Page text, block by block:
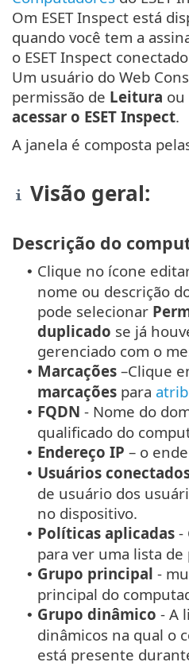
Om ESET Inspect está
quando você tem a
o ESET Inspect conectado
Um usuário do Web
permissão de Leitura ou
acessar o ESET Inspect.
A janela é composta
Visão geral:
Descrição do
• Clique no ícone
nome ou descrição
pode selecionar
duplicado se já
gerenciado com o
• Marcações –Clique
marcações para
• FQDN - Nome do
qualificado do
• Endereço IP – o
• Usuários
de usuário dos
no dispositivo.
• Políticas aplicadas -
para ver uma lista de
• Grupo principal -
principal do
• Grupo dinâmico - A
dinâmicos na qual o
está presente